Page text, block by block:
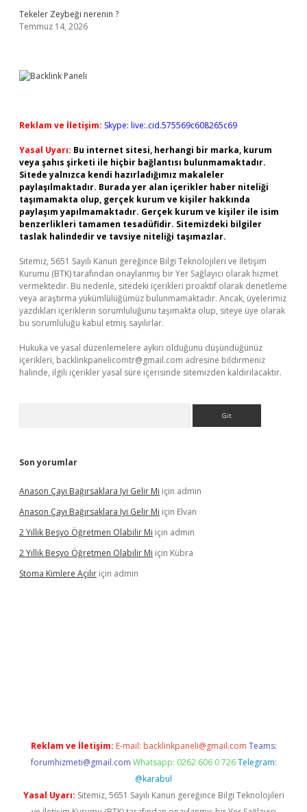
Tekeler Zeybeği nerenin ?
Temmuz 14, 2026
Reklam ve İletişim: Skype: live:.cid.575569c608265c69
Yasal Uyarı: Bu internet sitesi, herhangi bir marka, kurum
veya şahıs şirketi ile hiçbir bağlantısı bulunmamaktadır.
Sitede yalnızca kendi hazırladığımız makaleler
paylaşılmaktadır. Burada yer alan içerikler haber niteliği
taşımamakta olup, gerçek kurum ve kişiler hakkında
paylaşım yapılmamaktadır. Gerçek kurum ve kişiler ile isim
benzerlikleri tamamen tesadüfidir. Sitemizdeki bilgiler
taslak halindedir ve tavsiye niteliği taşımazlar.
Sitemiz, 5651 Sayılı Kanun gereğince Bilgi Teknolojileri ve İletişim
Kurumu (BTK) tarafından onaylanmış bir Yer Sağlayıcı olarak hizmet
vermektedir. Bu nedenle, sitedeki içerikleri proaktif olarak denetleme
veya araştırma yükümlülüğümüz bulunmamaktadır. Ancak, üyelerimiz
yazdıkları içeriklerin sorumluluğunu taşımakta olup, siteye üye olarak
bu sorumluluğu kabul etmiş sayılırlar.
Hukuka ve yasal düzenlemelere aykırı olduğunu düşündüğünüz
içerikleri, backlinkpanelicomtr@gmail.com adresine bildirmeniz
halinde, ilgili içerikler yasal süre içerisinde sitemizden kaldırılacaktır.
Son yorumlar
Anason Çayı Bağırsaklara Iyi Gelir Mi için admin
Anason Çayı Bağırsaklara Iyi Gelir Mi için Elvan
2 Yıllık Besyo Öğretmen Olabilir Mi için admin
2 Yıllık Besyo Öğretmen Olabilir Mi için Kübra
Stoma Kimlere Açılır için admin
Reklam ve İletişim: E-mail: backlinkpaneli@gmail.com Teams:
forumhizmeti@gmail.com Whatsapp: 0262 606 0 726 Telegram:
@karabul
Yasal Uyarı: Sitemiz, 5651 Sayılı Kanun gereğince Bilgi Teknolojileri